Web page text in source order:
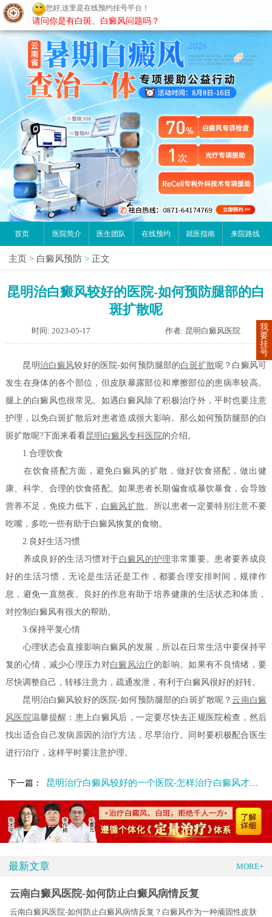
昆明白癜风医院
首页 医院简介 医生团队 在线预约 就医指南 来院路线
主页 > 白癜风预防 > 正文
昆明治白癜风较好的医院-如何预防腿部的白
斑扩散呢
时间: 2023-05-17 作者: 昆明白癜风医院
昆明治白癜风较好的医院-如何预防腿部的白斑扩散呢？白癜风可
发生在身体的各个部位，但皮肤暴露部位和摩擦部位的患病率较高。
腿上的白癜风也很常见。如遇白癜风除了积极治疗外，平时也要注意
护理，以免白斑扩散后对患者造成很大影响。那么如何预防腿部的白
斑扩散呢?下面来看看昆明白癜风专科医院的介绍。
1.合理饮食
在饮食搭配方面，避免白癜风的扩散，做好饮食搭配，做出健
康、科学、合理的饮食搭配。如果患者长期偏食或暴饮暴食，会导致
营养不足，免疫力低下， 白癜风扩散 。所以患者一定要特别注意不要
吃嘴，多吃一些有助于白癜风恢复的食物。
2.良好生活习惯
养成良好的生活习惯对于白癜风的护理非常重要。患者要养成良
好的生活习惯，无论是生活还是工作，都要合理安排时间，规律作
息，避免一直熬夜。良好的作息有助于培养健康的生活状态和体质，
对控制白癜风有很大的帮助。
3.保持平复心情
心理状态会直接影响白癜风的发展，所以在日常生活中要保持平
复的心情，减少心理压力对白癜风治疗的影响。如果有不良情绪，要
尽快调整自己，转移注意力，疏通发泄，有利于白癜风很好的好转。
昆明治白癜风较好的医院-如何预防腿部的白斑扩散呢？云南白癜
风医院温馨提醒：患上白癜风后，一定要尽快去正规医院检查，然后
找出适合自己发病原因的治疗方法，尽早治疗。同时要积极配合医生
进行治疗，这样平时要注意护理。
下一篇： 昆明治疗白癜风较好的一个医院-怎样治疗白癜风才是科学的呢
最新文章 MORE+
云南白癜风医院-如何防止白癜风病情反复
云南白癜风医院-如何防止白癜风病情反复？白癜风作为一种顽固性皮肤
我
要
挂
号
您好,这里是在线预约挂号平台！
请问你是有白斑、白癜风问题吗？